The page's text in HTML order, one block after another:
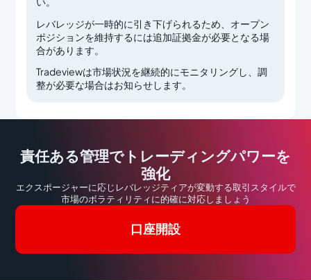
レバレッジが一時的に引き下げられるため、 オープン
ポジションを維持するには追加証拠金が必要となる場
合があります。
Tradeviewは市場状況を継続的にモニタリングし、調
整が必要な場合はお知らせします。
責任ある管理でトレーディングパワーを
強化
エクスポージャーに応じレバレッジティアが変動する取引スタイルで
市場のボラティリティに的確に対応しましょう
口座開設